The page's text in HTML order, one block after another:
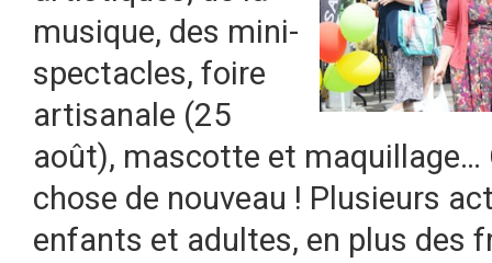
musique, des mini-
spectacles, foire
artisanale (25
août), mascotte et maquillage…
chose de nouveau ! Plusieurs
enfants et adultes, en plus des